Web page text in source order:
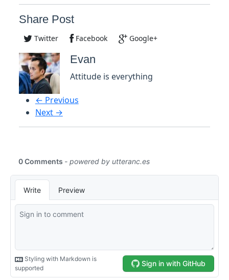
Share Post
Twitter Facebook Google+
Evan
Attitude is everything
← Previous
Next →